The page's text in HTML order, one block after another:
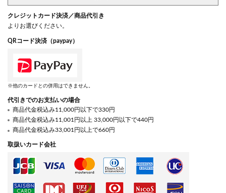
クレジットカード決済／商品代引き
よりお選びください。
QRコード決済（paypay）
※他のカードとの併用はできません。
代引きでのお支払いの場合
商品代金税込み11,000円以下で330円
商品代金税込み11,001円以上 33,000円以下で440円
商品代金税込み33,001円以上で660円
取扱いカード会社